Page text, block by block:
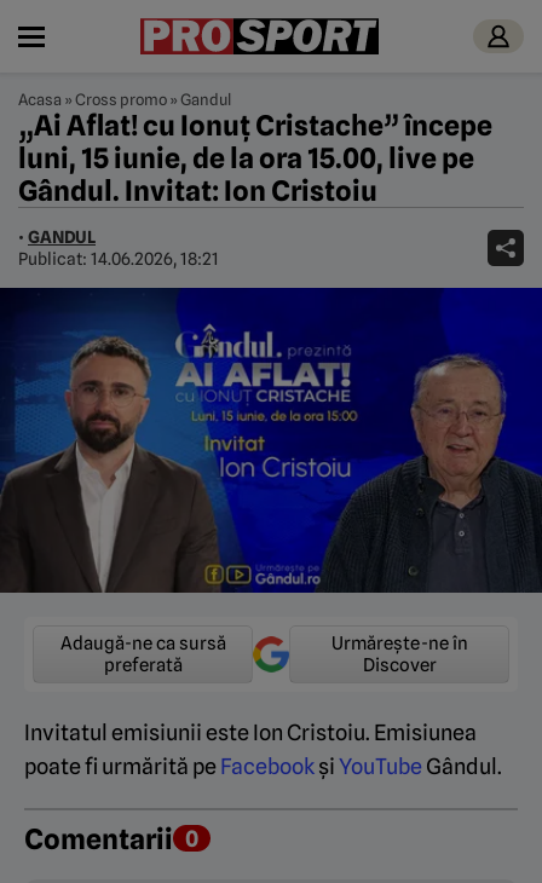
Acasa »Cross promo»Gandul
„Ai Aflat! cu Ionuț Cristache” începe
luni, 15 iunie, de la ora 15.00, live pe
Gândul. Invitat: Ion Cristoiu
• GANDUL
Publicat: 14.06.2026, 18:21
Adaugă-ne ca sursă
preferată
Urmărește-ne în
Discover
Invitatul emisiunii este Ion Cristoiu. Emisiunea
poate fi urmărită peFacebookșiYouTubeGândul.
Comentarii 0